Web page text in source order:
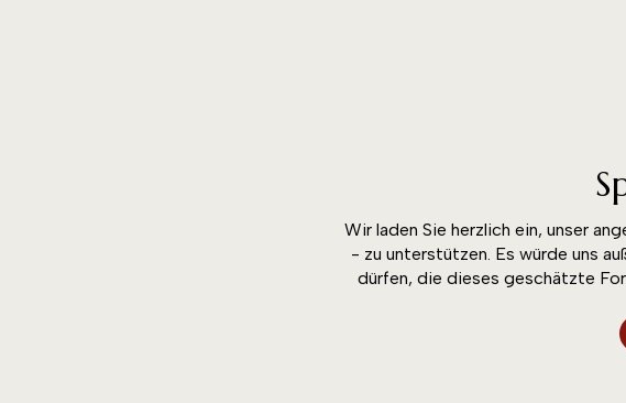
Wir laden Sie herzlich ein, unser
- zu unterstützen. Es würde uns
dürfen, die dieses geschätzte